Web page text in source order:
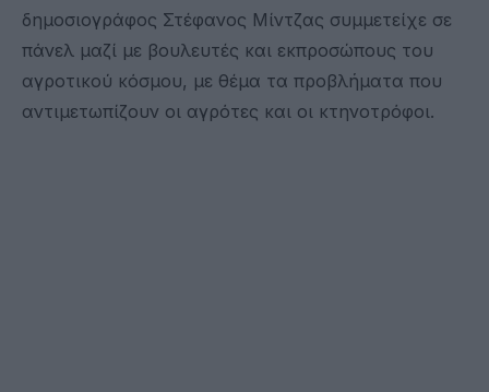
δημοσιογράφος Στέφανος Μίντζας συμμετείχε σε
πάνελ μαζί με βουλευτές και εκπροσώπους του
αγροτικού κόσμου, με θέμα τα προβλήματα που
αντιμετωπίζουν οι αγρότες και οι κτηνοτρόφοι.